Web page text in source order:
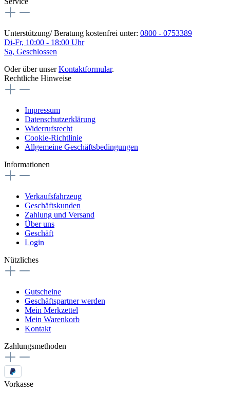
Unterstützung/ Beratung kostenfrei unter: 0800 - 0753389
Di-Fr, 10:00 - 18:00 Uhr
Sa, Geschlossen
Oder über unserKontaktformular.
Rechtliche Hinweise
Impressum
Datenschutzerklärung
Widerrufsrecht
Cookie-Richtlinie
Allgemeine Geschäftsbedingungen
Informationen
Verkaufsfahrzeug
Geschäftskunden
Zahlung und Versand
Über uns
Geschäft
Login
Nützliches
Gutscheine
Geschäftspartner werden
Mein Merkzettel
Mein Warenkorb
Kontakt
Zahlungsmethoden
Vorkasse